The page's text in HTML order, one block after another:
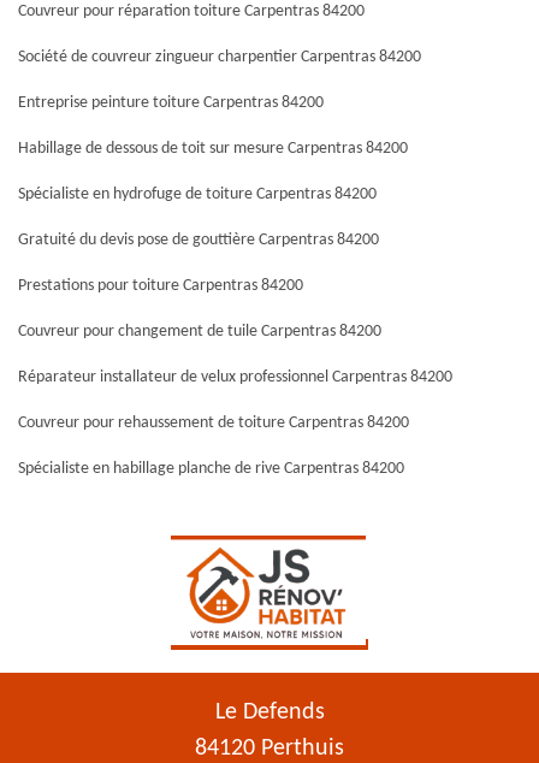
Couvreur pour réparation toiture Carpentras 84200
Société de couvreur zingueur charpentier Carpentras 84200
Entreprise peinture toiture Carpentras 84200
Habillage de dessous de toit sur mesure Carpentras 84200
Spécialiste en hydrofuge de toiture Carpentras 84200
Gratuité du devis pose de gouttière Carpentras 84200
Prestations pour toiture Carpentras 84200
Couvreur pour changement de tuile Carpentras 84200
Réparateur installateur de velux professionnel Carpentras 84200
Couvreur pour rehaussement de toiture Carpentras 84200
Spécialiste en habillage planche de rive Carpentras 84200
Le Defends
84120 Perthuis